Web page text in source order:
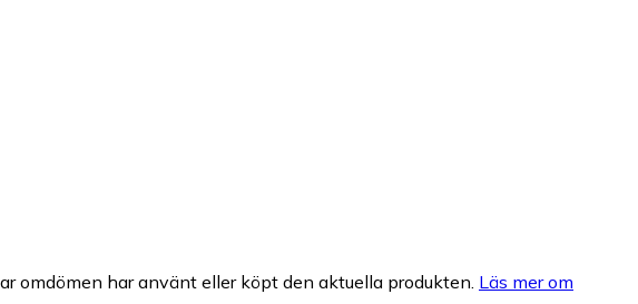
omdömen har använt eller köpt den aktuella produkten. Läs mer om